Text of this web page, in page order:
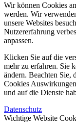
Wir können Cookies
werden. Wir
unsere Websites
Nutzererfahrung
anpassen.
Klicken Sie auf die
mehr zu erfahren. Sie
ändern. Beachten Sie,
Cookies
und auf die Dienste
Datenschutz
Wichtige Website